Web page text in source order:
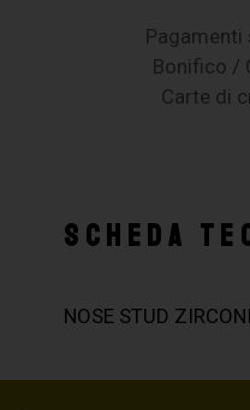
Pagamenti
Bonifico /
Carte di
SCHEDA
NOSE STUD